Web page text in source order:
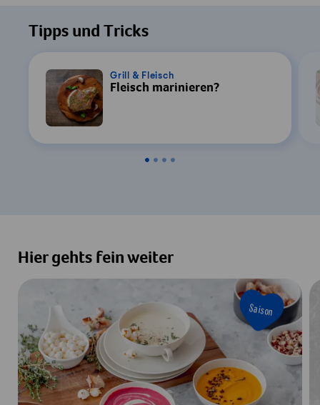
Tipps und Tricks
Grill & Fleisch
Fleisch marinieren?
Hier gehts fein weiter
Saison